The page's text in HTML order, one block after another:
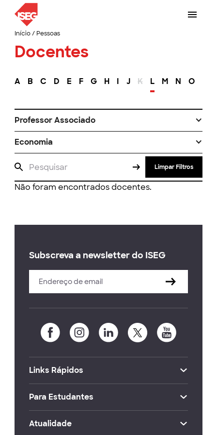
Início/ Pessoas
Docentes
A B C D E F G H I J K L M N O
Professor Associado
Economia
Limpar Filtros
Não foram encontrados docentes.
Subscreva a newsletter do ISEG
Links Rápidos
Para Estudantes
Atualidade